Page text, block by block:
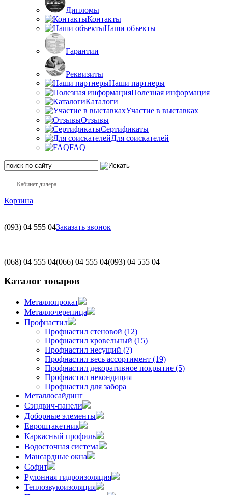
Дипломы
Контакты
Наши объекты
Гарантии
Реквизиты
Наши партнеры
Полезная информация
Каталоги
Участие в выставках
Отзывы
Сертификаты
Для соискателей
FAQ
Кабинет дилера
Корзина
(093) 04 555 04Заказать звонок
(068) 04 555 04(066) 04 555 04(093) 04 555 04
Каталог товаров
Металлопрокат
Металлочерепица
Профнастил
Профнастил стеновой (12)
Профнастил кровельный (15)
Профнастил несущий (7)
Профнастил весь ассортимент (19)
Профнастил декоративное покрытие (5)
Профнастил некондиция
Профнастил для забора
Металлосайдинг
Сэндвич-панели
Доборные элементы
Евроштакетник
Каркасный профиль
Водосточная система
Мансардные окна
Софит
Рулонная гидроизоляция
Теплозвукоизоляция